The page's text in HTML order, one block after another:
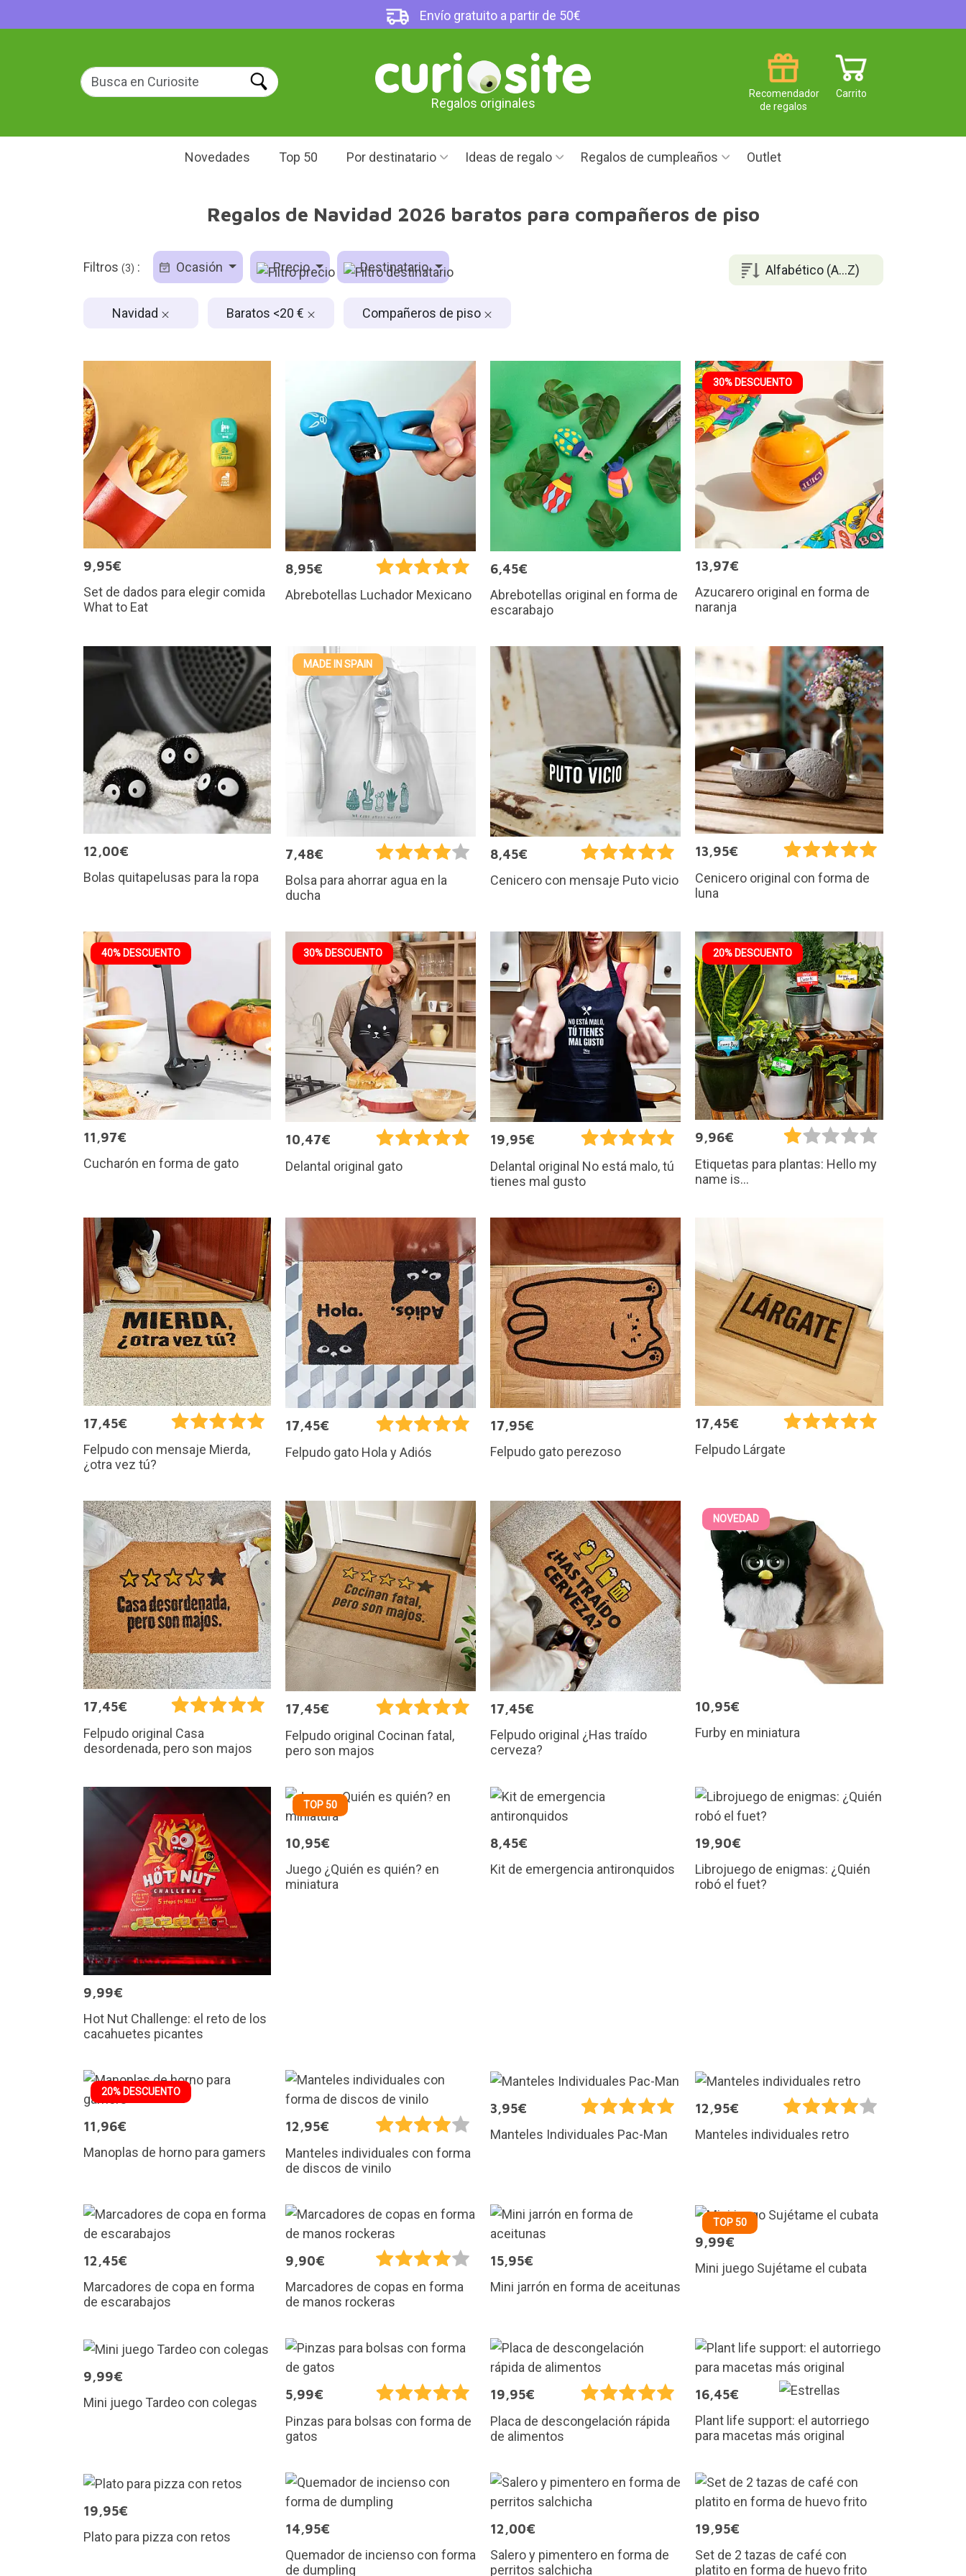
Envío gratuito a partir de 50€
Regalos originales
Carrito
Recomendador
de regalos
Novedades Top 50 Por destinatario Ideas de regalo Regalos de cumpleaños Outlet
Regalos de Navidad 2026 baratos para compañeros de piso
Alfabético (A...Z)
Filtros (3) : Ocasión Precio Destinatario
Navidad Baratos <20 € Compañeros de piso
9,95€
Set de dados para elegir comida
What to Eat
8,95€
Abrebotellas Luchador Mexicano
6,45€
Abrebotellas original en forma de
escarabajo
30% DESCUENTO
13,97€
Azucarero original en forma de
naranja
12,00€
Bolas quitapelusas para la ropa
MADE IN SPAIN
7,48€
Bolsa para ahorrar agua en la
ducha
8,45€
Cenicero con mensaje Puto vicio
13,95€
Cenicero original con forma de
luna
40% DESCUENTO
11,97€
Cucharón en forma de gato
30% DESCUENTO
10,47€
Delantal original gato
19,95€
Delantal original No está malo, tú
tienes mal gusto
20% DESCUENTO
9,96€
Etiquetas para plantas: Hello my
name is...
17,45€
Felpudo con mensaje Mierda,
¿otra vez tú?
17,45€
Felpudo gato Hola y Adiós
17,95€
Felpudo gato perezoso
17,45€
Felpudo Lárgate
17,45€
Felpudo original Casa
desordenada, pero son majos
17,45€
Felpudo original Cocinan fatal,
pero son majos
17,45€
Felpudo original ¿Has traído
cerveza?
NOVEDAD
10,95€
Furby en miniatura
9,99€
Hot Nut Challenge: el reto de los
cacahuetes picantes
TOP 50
10,95€
Juego ¿Quién es quién? en
miniatura
8,45€
Kit de emergencia antironquidos
19,90€
Librojuego de enigmas: ¿Quién
robó el fuet?
20% DESCUENTO
11,96€
Manoplas de horno para gamers
12,95€
Manteles individuales con forma
de discos de vinilo
3,95€
Manteles Individuales Pac-Man
12,95€
Manteles individuales retro
12,45€
Marcadores de copa en forma
de escarabajos
9,90€
Marcadores de copas en forma
de manos rockeras
15,95€
Mini jarrón en forma de aceitunas
TOP 50
9,99€
Mini juego Sujétame el cubata
9,99€
Mini juego Tardeo con colegas
5,99€
Pinzas para bolsas con forma de
gatos
19,95€
Placa de descongelación rápida
de alimentos
16,45€
Plant life support: el autorriego
para macetas más original
19,95€
Plato para pizza con retos
14,95€
Quemador de incienso con forma
de dumpling
12,00€
Salero y pimentero en forma de
perritos salchicha
19,95€
Set de 2 tazas de café con
platito en forma de huevo frito